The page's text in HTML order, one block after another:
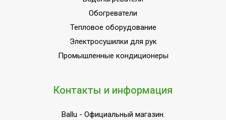
Область применения
оборудование
пылевлагозащищенности
IP21
Ступени мощности
0,00
Обогреватели
Тепловое оборудование
Электросушилки для рук
Промышленные кондиционеры
Контакты и информация
Ballu - Официальный магазин.